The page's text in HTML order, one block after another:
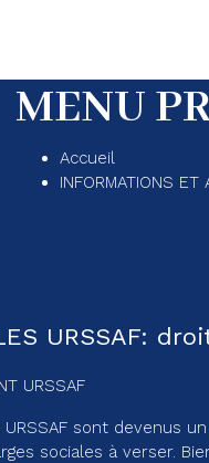
MENU
Accueil
INFORMATIONS ET
URSSAF:
URSSAF
sont devenus
sociales à verser.